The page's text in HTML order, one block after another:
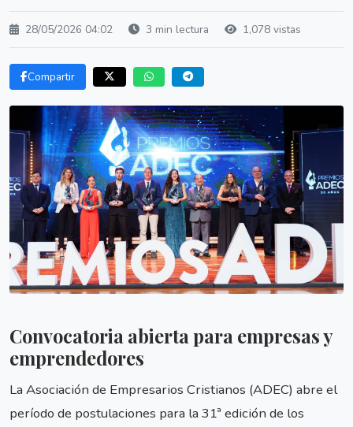
28/05/2026 04:02 3 min lectura 1,078 vistas
Compartir
Convocatoria abierta para empresas y
emprendedores
La Asociación de Empresarios Cristianos (ADEC) abre el
período de postulaciones para la 31ª edición de los